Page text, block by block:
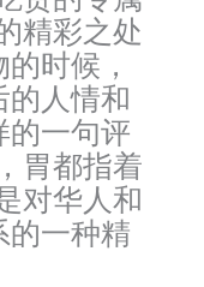
精彩之处
时候，
的人情和
的一句评
胃都指着
对华人和
的一种精